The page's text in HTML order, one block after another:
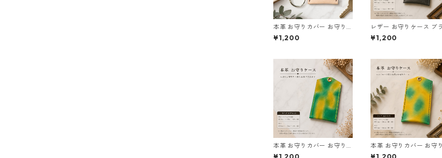
本革 お守りカバー お守り袋
日本製 生成り ナチュラル
サイズL l103 レザー お守り
¥1,200
レザー お守りケース ブ
ク サイズL l128 ハンド
ド 経年変化 ギフト
¥1,200
本革 お守りカバー お守り袋
日本製 緑 黄色 サイズL l179
本革 お守りカバー お守
れ 黄 緑 サイズL l180 レ